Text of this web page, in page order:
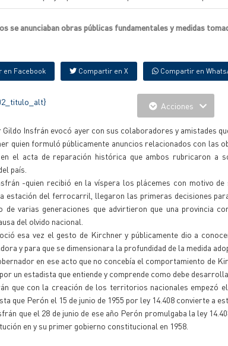
se anunciaban obras públicas fundamentales y medidas
en Facebook Compartir en X Compartir en
Acciones
Insfrán evocó ayer con sus colaboradores y amistades
quien formuló públicamente anuncios relacionados con las
el acta de reparación histórica que ambos rubricaron a
país.
-quien recibió en la víspera los plácemes con motivo
estación del ferrocarril, llegaron las primeras decisiones
de varias generaciones que advirtieron que una provincia
del olvido nacional.
esa vez el gesto de Kirchner y públicamente dio a
y para que se dimensionara la profundidad de la medida
en ese acto que no concebía el comportamiento de
un estadista que entiende y comprende como debe
que con la creación de los territorios nacionales empezó
que Perón el 15 de junio de 1955 por ley 14.408 convierte a
que el 28 de junio de ese año Perón promulgaba la ley
en y su primer gobierno constitucional en 1958.